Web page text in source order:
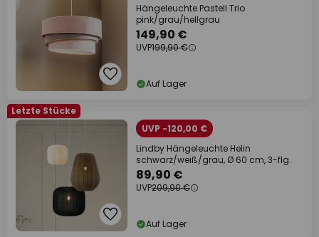
Hängeleuchte Pastell Trio
pink/grau/hellgrau
149,90 €
UVP199,90 €
Auf Lager
Letzte Stücke
UVP -120,00 €
Lindby Hängeleuchte Helin
schwarz/weiß/grau, Ø 60 cm, 3-flg.
89,90 €
UVP209,90 €
Auf Lager